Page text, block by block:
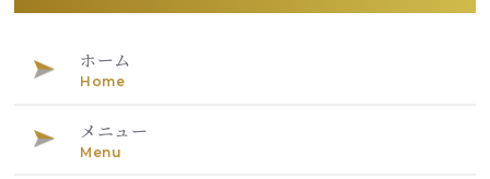
ホーム
Home
メニュー
Menu